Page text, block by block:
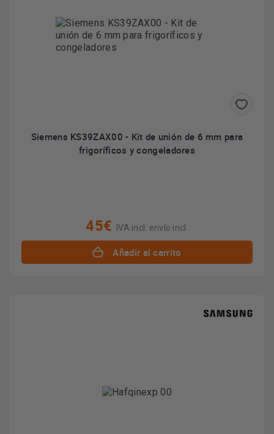
Siemens KS39ZAX00 - Kit de unión de 6 mm para
frigoríficos y congeladores
45€ IVA incl. envío incl.
Añadir al carrito